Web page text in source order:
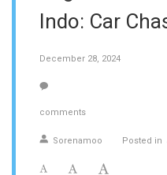
Indo: Car
December 28, 2024
comments
Sorenamoo Posted in